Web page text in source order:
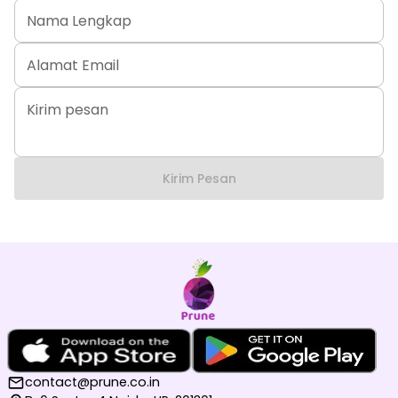
Nama Lengkap
Alamat Email
Kirim pesan
Kirim Pesan
contact@prune.co.in